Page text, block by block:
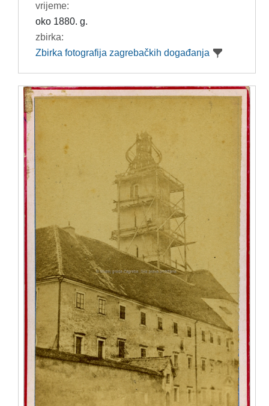
vrijeme:
oko 1880. g.
zbirka:
Zbirka fotografija zagrebačkih događanja